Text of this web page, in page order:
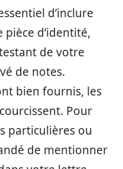
d’inclure
d’identité,
de votre
de notes.
bien fournis, les
Pour
particulières ou
de mentionner